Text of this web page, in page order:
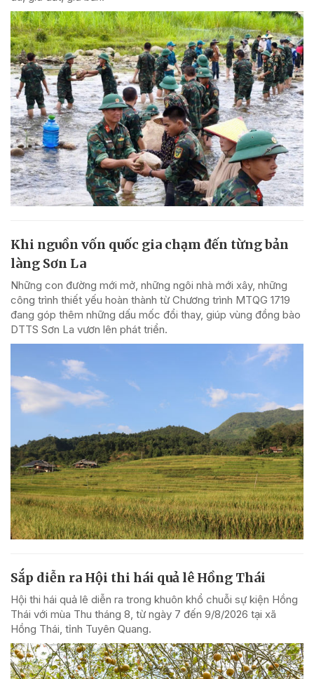
Khi nguồn vốn quốc gia chạm đến từng bản
làng Sơn La
Những con đường mới mở, những ngôi nhà mới xây, những
công trình thiết yếu hoàn thành từ Chương trình MTQG 1719
đang góp thêm những dấu mốc đổi thay, giúp vùng đồng bào
DTTS Sơn La vươn lên phát triển.
Sắp diễn ra Hội thi hái quả lê Hồng Thái
Hội thi hái quả lê diễn ra trong khuôn khổ chuỗi sự kiện Hồng
Thái với mùa Thu tháng 8, từ ngày 7 đến 9/8/2026 tại xã
Hồng Thái, tỉnh Tuyên Quang.